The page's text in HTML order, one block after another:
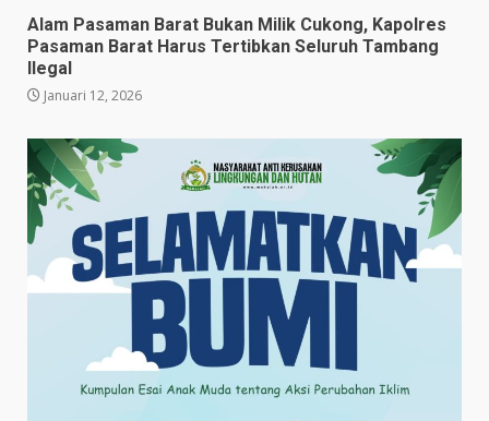
Alam Pasaman Barat Bukan Milik Cukong, Kapolres
Pasaman Barat Harus Tertibkan Seluruh Tambang
Ilegal
Januari 12, 2026